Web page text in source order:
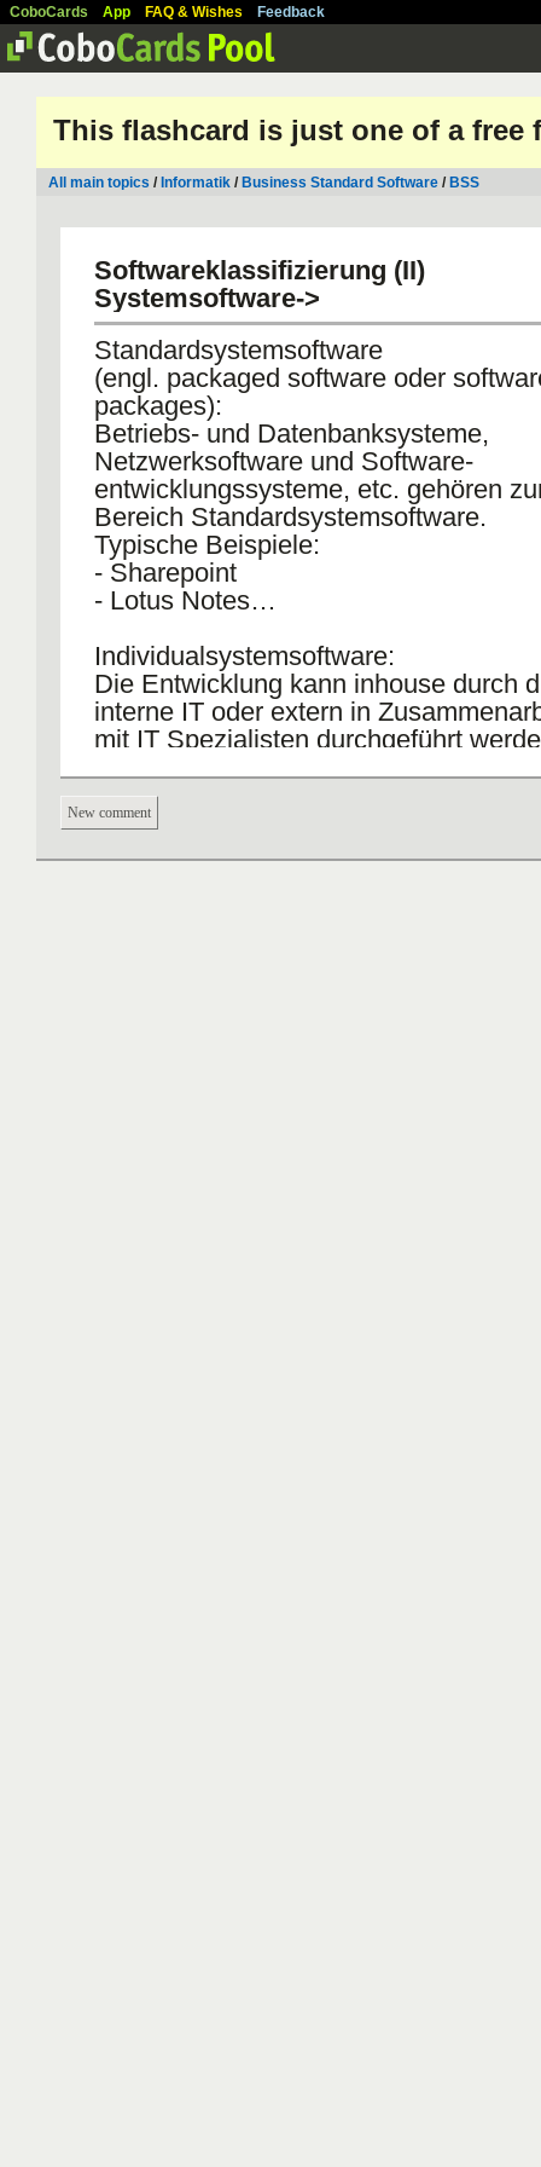
CoboCards App FAQ & Wishes Feedback
This flashcard is just one of a free
All main topics / Informatik / Business Standard Software / BSS
Softwareklassifizierung (II)
Systemsoftware->
Standardsystemsoftware
(engl. packaged software oder
packages):
Betriebs- und Datenbanksysteme,
Netzwerksoftware und Software-
entwicklungssysteme, etc. gehören
Bereich Standardsystemsoftware.
Typische Beispiele:
- Sharepoint
- Lotus Notes…
Individualsystemsoftware:
Die Entwicklung kann inhouse durch
interne IT oder extern in
mit IT Spezialisten durchgeführt
Projektform organisiert.
Typische Beispiele:
- eigenentwickelte Datenbanken
New comment